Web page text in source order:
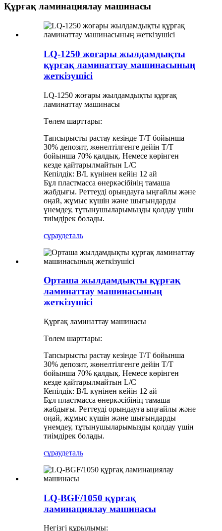
Құрғақ ламинациялау машинасы
LQ-1250 жоғары жылдамдықты
құрғақ ламинаттау машинасының
жеткізушісі
LQ-1250 жоғары жылдамдықты құрғақ
ламинаттау машинасы
Төлем шарттары:
Тапсырысты растау кезінде T/T бойынша
30% депозит, жөнелтілгенге дейін T/T
бойынша 70% қалдық. Немесе көрінген
кезде қайтарылмайтын L/C
Кепілдік: B/L күнінен кейін 12 ай
Бұл пластмасса өнеркәсібінің тамаша
жабдығы. Реттеуді орындауға ыңғайлы және
оңай, жұмыс күшін және шығындарды
үнемдеу, тұтынушыларымызды қолдау үшін
тиімдірек болады.
сұраудеталь
Орташа жылдамдықты құрғақ
ламинаттау машинасының
жеткізушісі
Құрғақ ламинаттау машинасы
Төлем шарттары:
Тапсырысты растау кезінде T/T бойынша
30% депозит, жөнелтілгенге дейін T/T
бойынша 70% қалдық. Немесе көрінген
кезде қайтарылмайтын L/C
Кепілдік: B/L күнінен кейін 12 ай
Бұл пластмасса өнеркәсібінің тамаша
жабдығы. Реттеуді орындауға ыңғайлы және
оңай, жұмыс күшін және шығындарды
үнемдеу, тұтынушыларымызды қолдау үшін
тиімдірек болады.
сұраудеталь
LQ-BGF/1050 құрғақ
ламинациялау машинасы
Негізгі құрылымы: